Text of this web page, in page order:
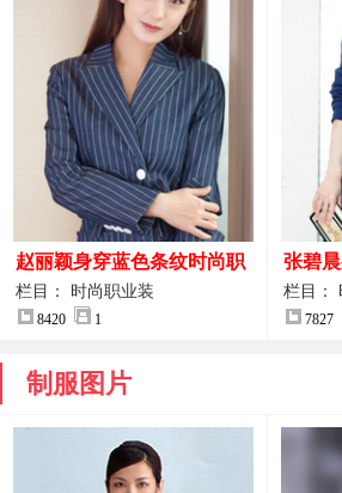
赵丽颖身穿蓝色条纹时尚职
业装图片
栏目： 时尚职业装
8420 1
张碧
服装
栏目：
7827
制服图片